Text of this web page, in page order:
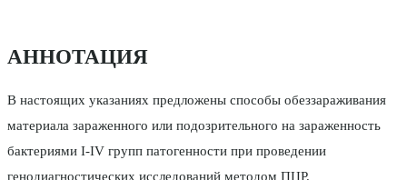
АННОТАЦИЯ
В настоящих указаниях предложены способы обеззараживания
материала зараженного или подозрительного на зараженность
бактериями I-IV групп патогенности при проведении
генодиагностических исследований методом ПЦР.